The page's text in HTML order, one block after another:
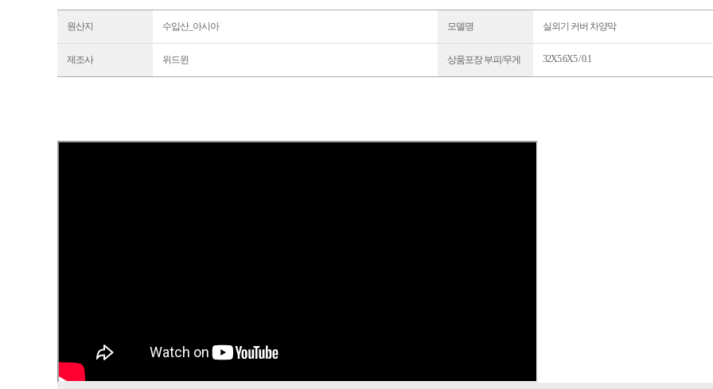
원산지 수입산_아시아 모델명 실외기 커버 차양막
제조사 위드윈 상품포장 부피/무게 32X5.6X5 / 0.1